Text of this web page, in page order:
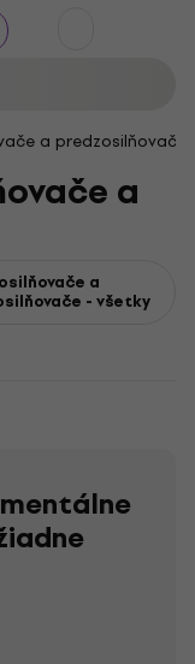
a predzosilňovače
a
a
- všetky